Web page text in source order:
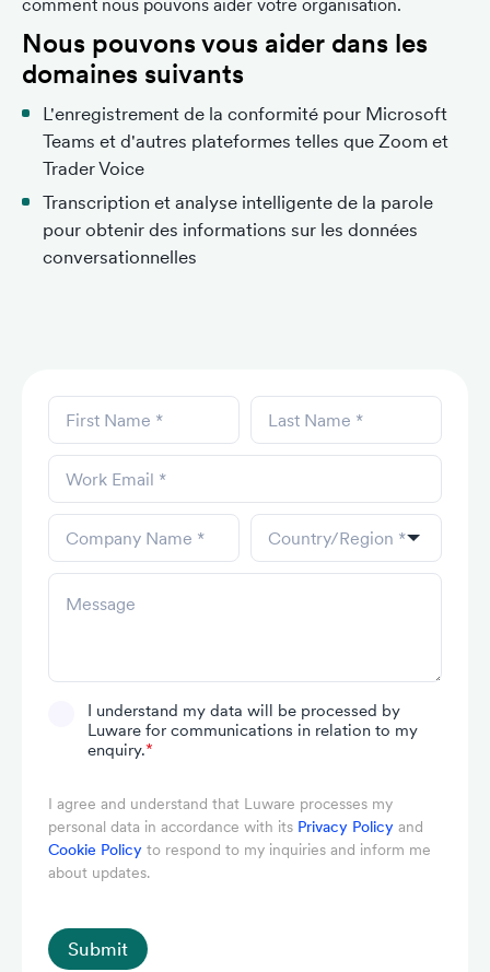
Nous pouvons vous aider dans les
domaines suivants
L'enregistrement de la conformité pour Microsoft
Teams et d'autres plateformes telles que Zoom et
Trader Voice
Transcription et analyse intelligente de la parole
pour obtenir des informations sur les données
conversationnelles
I understand my data will be processed by
Luware for communications in relation to my
enquiry.*
I agree and understand that Luware processes my
personal data in accordance with its Privacy Policy and
Cookie Policy to respond to my inquiries and inform me
about updates.
Submit